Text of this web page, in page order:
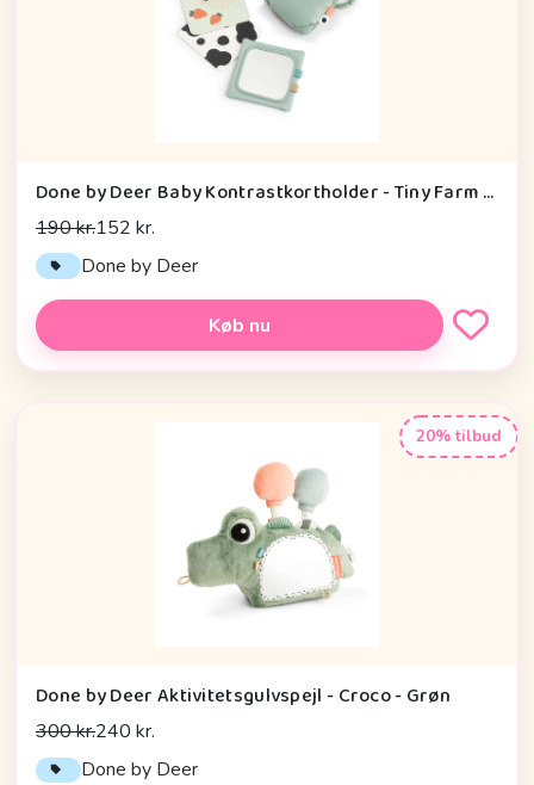
Done by Deer Baby Kontrastkortholder - Tiny Farm - Grøn
190 kr.152 kr.
Done by Deer
Køb nu
20% tilbud
Done by Deer Aktivitetsgulvspejl - Croco - Grøn
300 kr.240 kr.
Done by Deer